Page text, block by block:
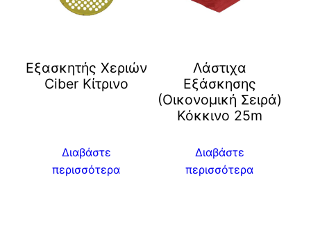
Eξασκητής Χεριών
Ciber Kίτρινο
Διαβάστε
περισσότερα
Λάστιχα
Εξάσκησης
(Οικονομική Σειρά)
Κόκκινο 25m
Διαβάστε
περισσότερα